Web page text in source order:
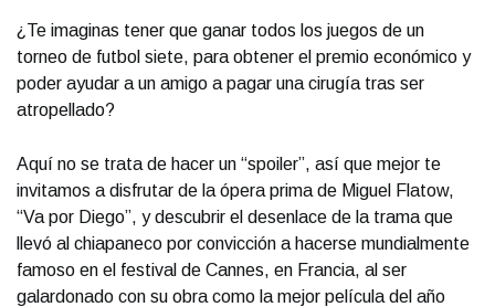
¿Te imaginas tener que ganar todos los juegos de un
torneo de futbol siete, para obtener el premio económico y
poder ayudar a un amigo a pagar una cirugía tras ser
atropellado?
Aquí no se trata de hacer un “spoiler”, así que mejor te
invitamos a disfrutar de la ópera prima de Miguel Flatow,
“Va por Diego”, y descubrir el desenlace de la trama que
llevó al chiapaneco por convicción a hacerse mundialmente
famoso en el festival de Cannes, en Francia, al ser
galardonado con su obra como la mejor película del año